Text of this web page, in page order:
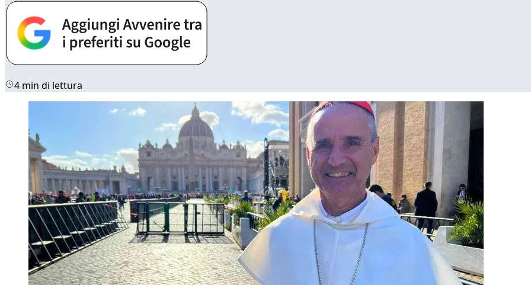
4 min di lettura